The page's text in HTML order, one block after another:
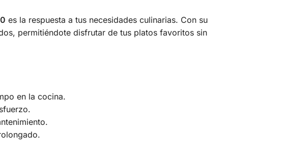
es la respuesta a tus necesidades culinarias. Con su
permitiéndote disfrutar de tus platos favoritos sin
en la cocina.